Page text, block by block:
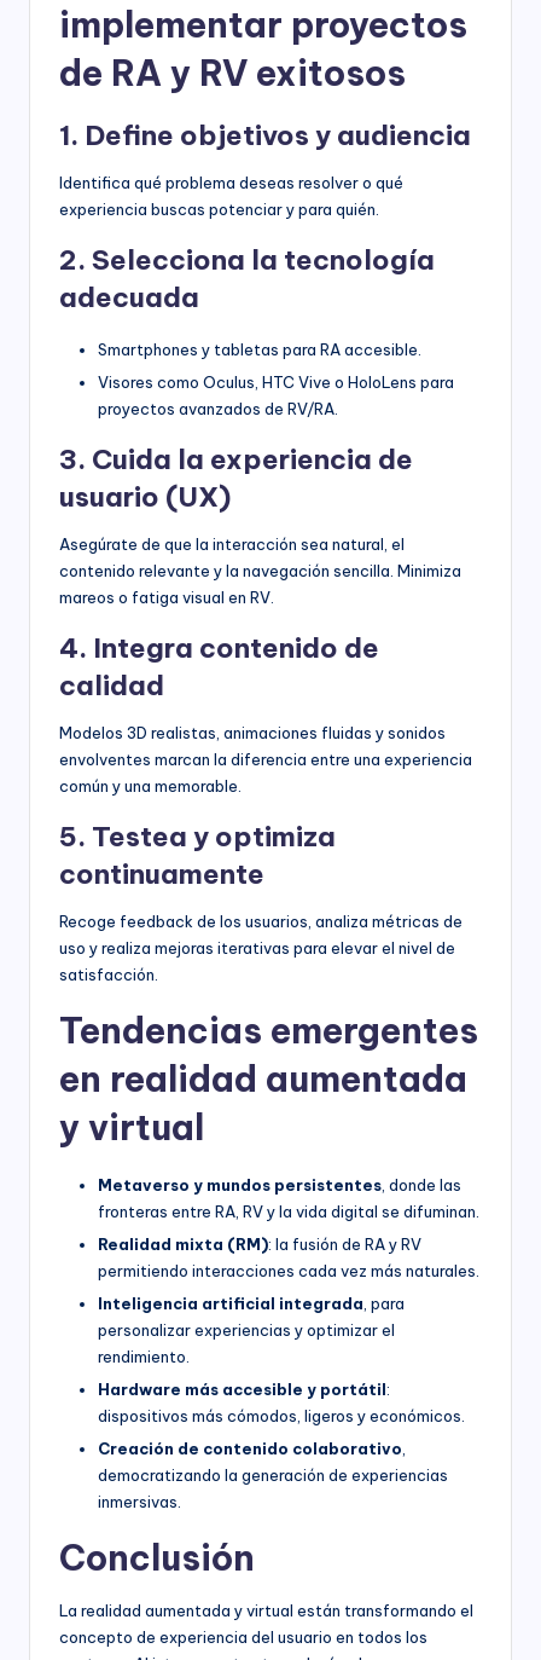
implementar proyectos
de RA y RV exitosos
1. Define objetivos y audiencia
Identifica qué problema deseas resolver o qué
experiencia buscas potenciar y para quién.
2. Selecciona la tecnología
adecuada
Smartphones y tabletas para RA accesible.
Visores como Oculus, HTC Vive o HoloLens para
proyectos avanzados de RV/RA.
3. Cuida la experiencia de
usuario (UX)
Asegúrate de que la interacción sea natural, el
contenido relevante y la navegación sencilla. Minimiza
mareos o fatiga visual en RV.
4. Integra contenido de
calidad
Modelos 3D realistas, animaciones fluidas y sonidos
envolventes marcan la diferencia entre una experiencia
común y una memorable.
5. Testea y optimiza
continuamente
Recoge feedback de los usuarios, analiza métricas de
uso y realiza mejoras iterativas para elevar el nivel de
satisfacción.
Tendencias emergentes
en realidad aumentada
y virtual
Metaverso y mundos persistentes , donde las
fronteras entre RA, RV y la vida digital se difuminan.
Realidad mixta (RM): la fusión de RA y RV
permitiendo interacciones cada vez más naturales.
Inteligencia artificial integrada , para
personalizar experiencias y optimizar el
rendimiento.
Hardware más accesible y portátil:
dispositivos más cómodos, ligeros y económicos.
Creación de contenido colaborativo,
democratizando la generación de experiencias
inmersivas.
Conclusión
La realidad aumentada y virtual están transformando el
concepto de experiencia del usuario en todos los